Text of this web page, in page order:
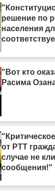
решение по
населения
"Вот кто
Расима
от PTT
случае не
сообщения!"